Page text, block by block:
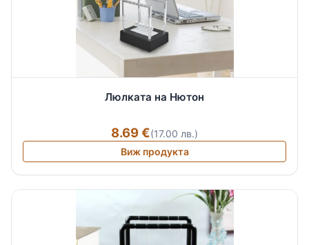
Люлката на Нютон
8.69 €(17.00 лв.)
Виж продукта